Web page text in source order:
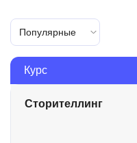
Популярные
Курс
Сторителлинг
Иностранные языки
Soft Skills